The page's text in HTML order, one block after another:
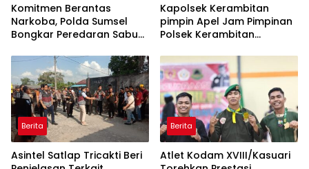
Komitmen Berantas
Narkoba, Polda Sumsel
Bongkar Peredaran Sabu
Residivis
Kapolsek Kerambitan
pimpin Apel Jam Pimpinan
Polsek Kerambitan
selalu Siaga dan Tanggap
terhadap Perkembangan
Situasi
Berita
Asintel Satlap Tricakti Beri
Berita
Atlet Kodam XVIII/Kasuari